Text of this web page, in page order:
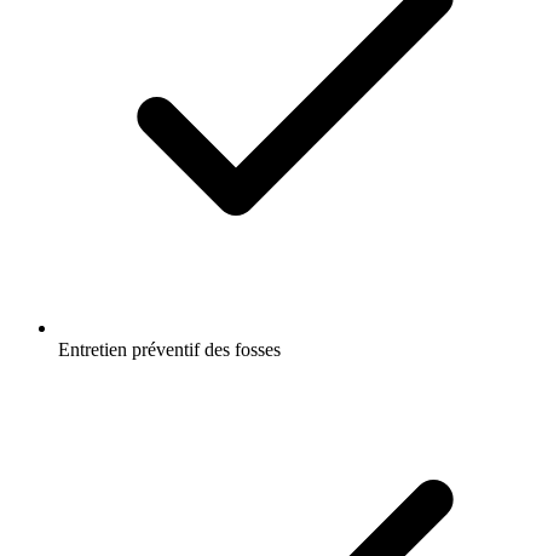
Entretien préventif des fosses